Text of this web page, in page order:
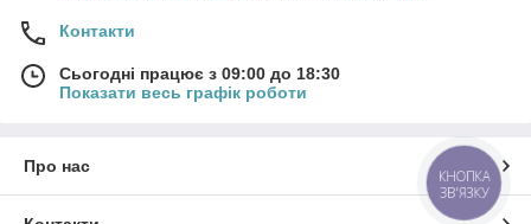
Контакти
Сьогодні працює з 09:00 до 18:30
Показати весь графік роботи
Про нас
КНОПКА
ЗВ'ЯЗКУ